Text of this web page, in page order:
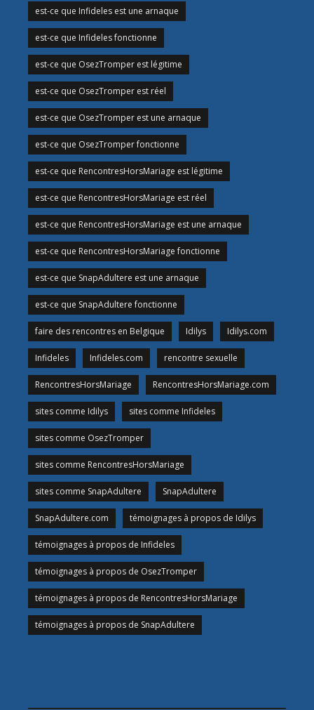
est-ce que Infideles est une arnaque
est-ce que Infideles fonctionne
est-ce que OsezTromper est légitime
est-ce que OsezTromper est réel
est-ce que OsezTromper est une arnaque
est-ce que OsezTromper fonctionne
est-ce que RencontresHorsMariage est légitime
est-ce que RencontresHorsMariage est réel
est-ce que RencontresHorsMariage est une arnaque
est-ce que RencontresHorsMariage fonctionne
est-ce que SnapAdultere est une arnaque
est-ce que SnapAdultere fonctionne
faire des rencontres en Belgique Idilys Idilys.com
Infideles Infideles.com rencontre sexuelle
RencontresHorsMariage RencontresHorsMariage.com
sites comme Idilys sites comme Infideles
sites comme OsezTromper
sites comme RencontresHorsMariage
sites comme SnapAdultere SnapAdultere
SnapAdultere.com témoignages à propos de Idilys
témoignages à propos de Infideles
témoignages à propos de OsezTromper
témoignages à propos de RencontresHorsMariage
témoignages à propos de SnapAdultere